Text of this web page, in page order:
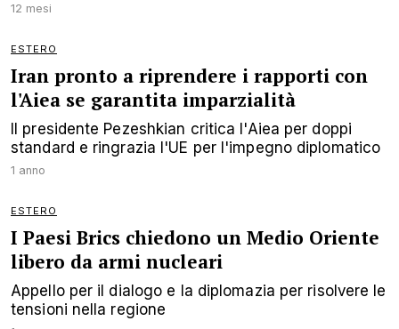
12 mesi
ESTERO
Iran pronto a riprendere i rapporti con
l'Aiea se garantita imparzialità
Il presidente Pezeshkian critica l'Aiea per doppi
standard e ringrazia l'UE per l'impegno diplomatico
1 anno
ESTERO
I Paesi Brics chiedono un Medio Oriente
libero da armi nucleari
Appello per il dialogo e la diplomazia per risolvere le
tensioni nella regione